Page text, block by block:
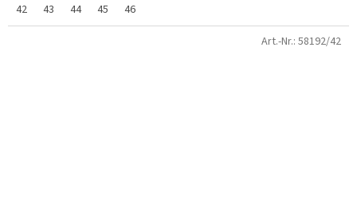
42
43 44 45 46
Art.-Nr.: 58192/42